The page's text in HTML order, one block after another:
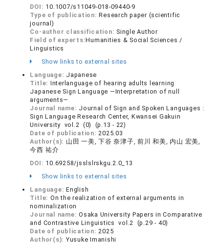
DOI: 10.1007/s11049-018-09440-9
Type of publication:Research paper (scientific
journal)
Co-author classification: Single Author
Field of experts:Humanities & Social Sciences /
Linguistics
Show links to external sites
Language: Japanese
Title: Interlanguage of hearing adults learning
Japanese Sign Language ―Interpretation of null
arguments―
Journal name: Journal of Sign and Spoken Languages :
Sign Language Research Center, Kwansei Gakuin
University vol.2 (0) (p.13 - 22)
Date of publication: 2025.03
Author(s): 山田 一美, 下谷 奈津子, 前川 和美, 内山 宏美,
今西 祐介
DOI: 10.69258/jsslslrskgu.2.0_13
Show links to external sites
Language:English
Title: On the realization of external arguments in
nominalization
Journal name:Osaka University Papers in Comparative
and Contrastive Linguistics vol.2 (p.29 - 40)
Date of publication: 2025
Author(s): Yusuke Imanishi